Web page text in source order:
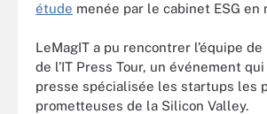
étude menée par le cabinet ESG en
LeMagIT a pu rencontrer l’équipe
de l’IT Press Tour, un événement
presse spécialisée les startups les
prometteuses de la Silicon Valley.